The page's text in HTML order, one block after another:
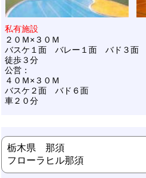
私有施設
２０Ｍ×３０Ｍ
バスケ１面 バレー１面 バド３面
徒歩３分
公営：
４０Ｍ×３０Ｍ
バスケ２面 バド６面
車２０分
栃木県 那須
フローラヒル那須